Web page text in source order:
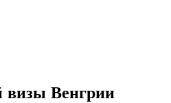
визы Венгрии